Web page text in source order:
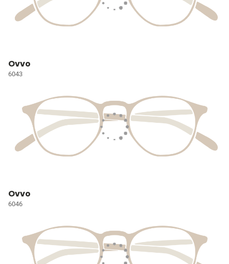
Ovvo
6043
Ovvo
6046